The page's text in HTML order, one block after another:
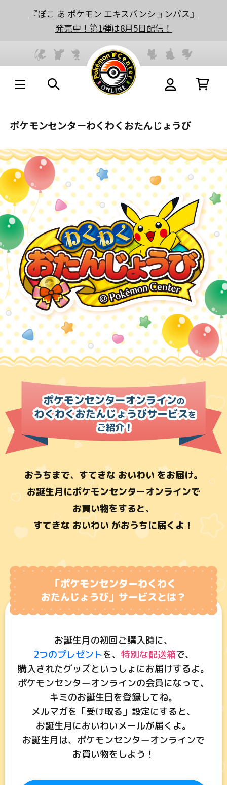
『ぽこ あ ポケモン エキスパンションパス』
発売中！第1弾は8月5日配信！
ポケモンセンターわくわくおたんじょうび
おうちまで、すてきな おいわい をお届け。
お誕生月にポケモンセンターオンラインで
お買い物をすると、
すてきな おいわい がおうちに届くよ！
お誕生月の初回ご購入時に、
2つのプレゼントを、 特別な配送箱で、
購入されたグッズといっしょにお届けするよ。
ポケモンセンターオンラインの会員になって、
キミのお誕生日を登録してね。
メルマガを「受け取る」設定にすると、
お誕生月においわいメールが届くよ。
お誕生月は、ポケモンセンターオンラインで
お買い物をしよう！